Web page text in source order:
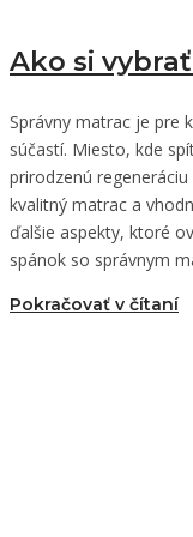
Ako si
Správny matrac je pre
súčastí. Miesto, kde
prirodzenú
kvalitný matrac a
ďalšie aspekty, ktoré
spánok so správnym
Pokračovať v čítaní